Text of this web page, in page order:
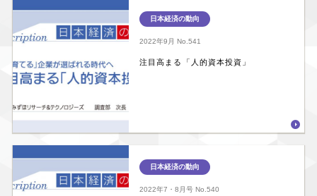
日本経済の動向
2022年9月 No.541
注目高まる「人的資本投資」
日本経済の動向
2022年7・8月号No.540